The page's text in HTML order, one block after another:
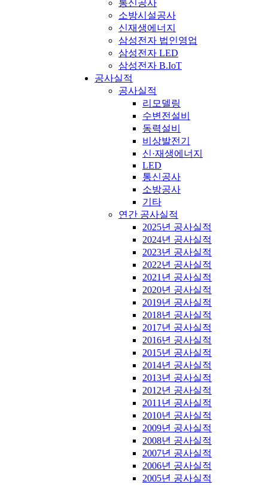
통신공사
소방시설공사
신재생에너지
삼성전자 법인영업
삼성전자 LED
삼성전자 B.IoT
공사실적
공사실적
리모델링
수변전설비
동력설비
비상발전기
신·재생에너지
LED
통신공사
소방공사
기타
연간 공사실적
2025년 공사실적
2024년 공사실적
2023년 공사실적
2022년 공사실적
2021년 공사실적
2020년 공사실적
2019년 공사실적
2018년 공사실적
2017년 공사실적
2016년 공사실적
2015년 공사실적
2014년 공사실적
2013년 공사실적
2012년 공사실적
2011년 공사실적
2010년 공사실적
2009년 공사실적
2008년 공사실적
2007년 공사실적
2006년 공사실적
2005년 공사실적